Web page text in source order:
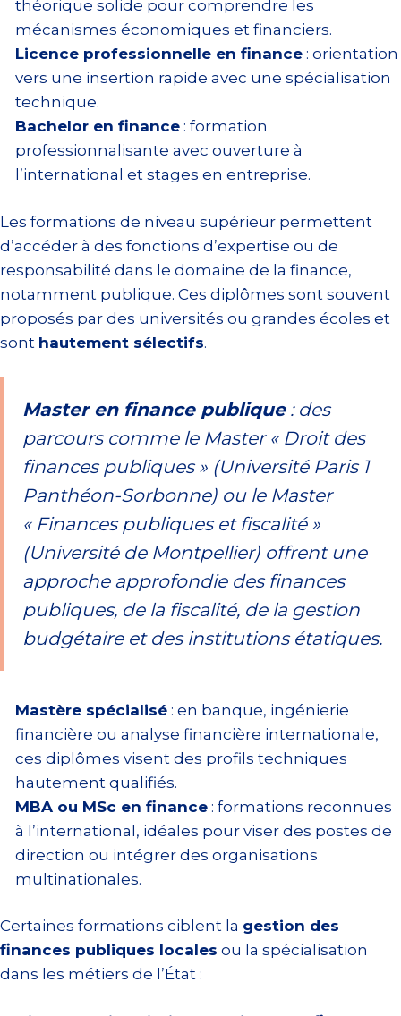
théorique solide pour comprendre les
mécanismes économiques et financiers.
Licence professionnelle en finance : orientation
vers une insertion rapide avec une spécialisation
technique.
Bachelor en finance : formation
professionnalisante avec ouverture à
l’international et stages en entreprise.
Les formations de niveau supérieur permettent
d’accéder à des fonctions d’expertise ou de
responsabilité dans le domaine de la finance,
notamment publique. Ces diplômes sont souvent
proposés par des universités ou grandes écoles et
sont hautement sélectifs.
Master en finance publique: des
parcours comme le Master « Droit des
finances publiques » (Université Paris 1
Panthéon-Sorbonne) ou le Master
« Finances publiques et fiscalité »
(Université de Montpellier) offrent une
approche approfondie des finances
publiques, de la fiscalité, de la gestion
budgétaire et des institutions étatiques.
Mastère spécialisé : en banque, ingénierie
financière ou analyse financière internationale,
ces diplômes visent des profils techniques
hautement qualifiés.
MBA ou MSc en finance : formations reconnues
à l’international, idéales pour viser des postes de
direction ou intégrer des organisations
multinationales.
Certaines formations ciblent la gestion des
finances publiques locales ou la spécialisation
dans les métiers de l’État :